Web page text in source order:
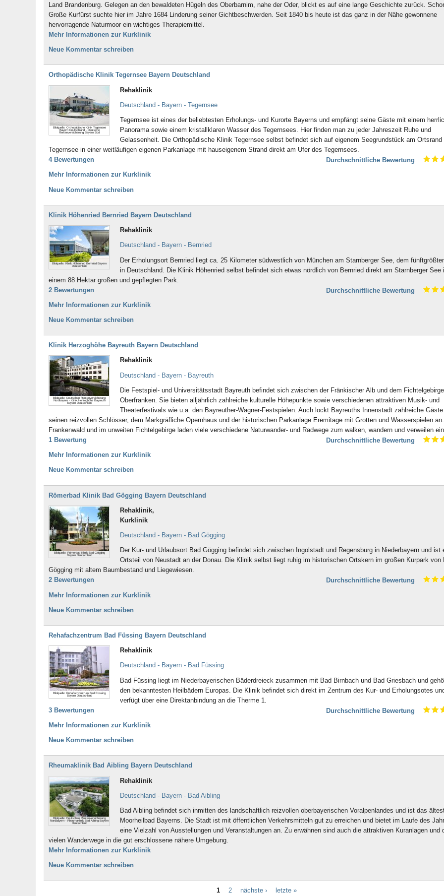
Land Brandenburg. Gelegen an den bewaldeten Hügeln des Oberbarnim, nahe der Oder, blickt es auf eine lange Geschichte zurück.
Große Kurfürst suchte hier im Jahre 1684 Linderung seiner Gichtbeschwerden. Seit 1840 bis heute ist das ganz in der Nähe gewonnene
hervorragende Naturmoor ein wichtiges Therapiemittel.
Mehr Informationen zur Kurklinik
Neue Kommentar schreiben
Orthopädische Klinik Tegernsee Bayern Deutschland
Bildquelle: Orthopädische Klinik Tegernsee
Bayern Deutschland - Deutsche
Rentenversicherung Bayern Süd
Rehaklinik
Deutschland - Bayern - Tegernsee
Tegernsee ist eines der beliebtesten Erholungs- und Kurorte Bayerns und empfängt seine Gäste mit einem
Panorama sowie einem kristallklaren Wasser des Tegernsees. Hier finden man zu jeder Jahreszeit Ruhe und
Gelassenheit. Die Orthopädische Klinik Tegernsee selbst befindet sich auf eigenem Seegrundstück am Ortsrand
Tegernsee in einer weitläufigen eigenen Parkanlage mit hauseigenem Strand direkt am Ufer des Tegernsees.
4 Bewertungen
Durchschnittliche Bewertung
Mehr Informationen zur Kurklinik
Neue Kommentar schreiben
Klinik Höhenried Bernried Bayern Deutschland
Bildquelle: Klinik Höhenried Bernried Bayern
Deutschland
Rehaklinik
Deutschland - Bayern - Bernried
Der Erholungsort Bernried liegt ca. 25 Kilometer südwestlich von München am Starnberger See, dem
in Deutschland. Die Klinik Höhenried selbst befindet sich etwas nördlich von Bernried direkt am Starnberger See
einem 88 Hektar großen und gepflegten Park.
2 Bewertungen
Durchschnittliche Bewertung
Mehr Informationen zur Kurklinik
Neue Kommentar schreiben
Klinik Herzoghöhe Bayreuth Bayern Deutschland
Bildquelle: Deutschen Rentenversicherung
Nordbayern - Klinik Herzoghöhe Bayreuth
Bayern Deutschland
Rehaklinik
Deutschland - Bayern - Bayreuth
Die Festspiel- und Universitätsstadt Bayreuth befindet sich zwischen der Fränkischer Alb und dem
Oberfranken. Sie bieten alljährlich zahlreiche kulturelle Höhepunkte sowie verschiedenen attraktiven Musik- und
Theaterfestivals wie u.a. den Bayreuther-Wagner-Festspielen. Auch lockt Bayreuths Innenstadt zahlreiche
seinen reizvollen Schlösser, dem Markgräfliche Opernhaus und der historischen Parkanlage Eremitage mit Grotten und Wasserspielen
Frankenwald und im unweiten Fichtelgebirge laden viele verschiedene Naturwander- und Radwege zum walken, wandern und verweilen ein.
1 Bewertung
Durchschnittliche Bewertung
Mehr Informationen zur Kurklinik
Neue Kommentar schreiben
Römerbad Klinik Bad Gögging Bayern Deutschland
Bildquelle: Römerbad Klinik Bad Gögging
Bayern Deutschland
Rehaklinik,
Kurklinik
Deutschland - Bayern - Bad Gögging
Der Kur- und Urlaubsort Bad Gögging befindet sich zwischen Ingolstadt und Regensburg in Niederbayern und ist
Ortsteil von Neustadt an der Donau. Die Klinik selbst liegt ruhig im historischen Ortskern im großen Kurpark von
Gögging mit altem Baumbestand und Liegewiesen.
2 Bewertungen
Durchschnittliche Bewertung
Mehr Informationen zur Kurklinik
Neue Kommentar schreiben
Rehafachzentrum Bad Füssing Bayern Deutschland
Bildquelle: Rehafachzentrum Bad Füssing
Bayern Deutschland
Rehaklinik
Deutschland - Bayern - Bad Füssing
Bad Füssing liegt im Niederbayerischen Bäderdreieck zusammen mit Bad Birnbach und Bad Griesbach und
den bekanntesten Heilbädern Europas. Die Klinik befindet sich direkt im Zentrum des Kur- und Erholungsotes
verfügt über eine Direktanbindung an die Therme 1.
3 Bewertungen
Durchschnittliche Bewertung
Mehr Informationen zur Kurklinik
Neue Kommentar schreiben
Rheumaklinik Bad Aibling Bayern Deutschland
Bildquelle: Deutschen Rentenversicherung
Nordbayern - Rheumaklinik Bad Aibling Bayern
Deutschland
Rehaklinik
Deutschland - Bayern - Bad Aibling
Bad Aibling befindet sich inmitten des landschaftlich reizvollen oberbayerischen Voralpenlandes und ist das
Moorheilbad Bayerns. Die Stadt ist mit öffentlichen Verkehrsmitteln gut zu erreichen und bietet im Laufe des
eine Vielzahl von Ausstellungen und Veranstaltungen an. Zu erwähnen sind auch die attraktiven Kuranlagen und
vielen Wanderwege in die gut erschlossene nähere Umgebung.
Mehr Informationen zur Kurklinik
Neue Kommentar schreiben
1 2 nächste › letzte »